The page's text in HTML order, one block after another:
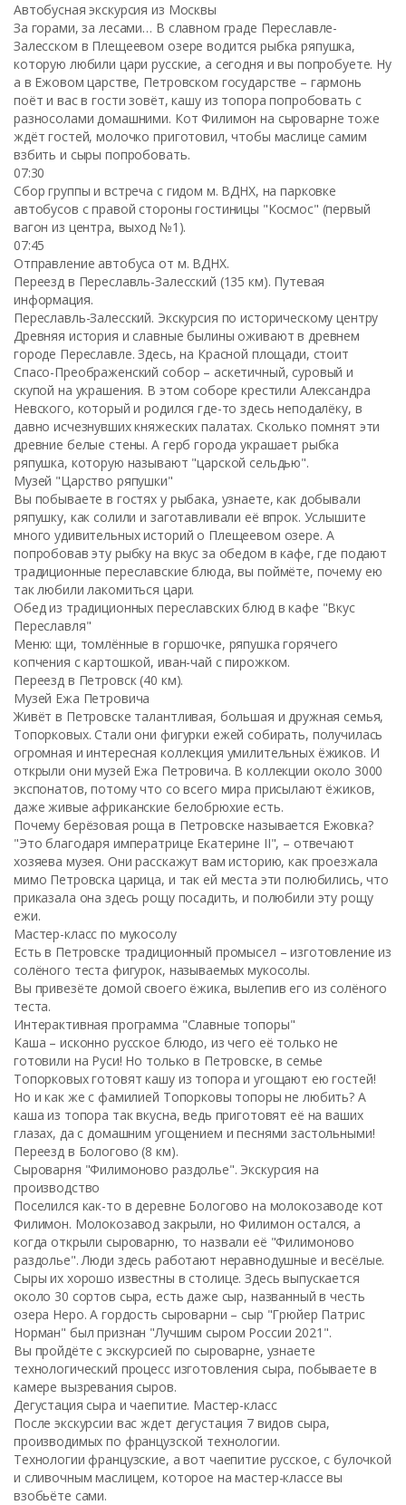
Автобусная экскурсия из Москвы
За горами, за лесами… В славном граде Переславле-
Залесском в Плещеевом озере водится рыбка ряпушка,
которую любили цари русские, а сегодня и вы попробуете. Ну
а в Ежовом царстве, Петровском государстве – гармонь
поёт и вас в гости зовёт, кашу из топора попробовать с
разносолами домашними. Кот Филимон на сыроварне тоже
ждёт гостей, молочко приготовил, чтобы маслице самим
взбить и сыры попробовать.
07:30
Сбор группы и встреча с гидом м. ВДНХ, на парковке
автобусов с правой стороны гостиницы "Космос" (первый
вагон из центра, выход №1).
07:45
Отправление автобуса от м. ВДНХ.
Переезд в Переславль-Залесский (135 км). Путевая
информация.
Переславль-Залесский. Экскурсия по историческому центру
Древняя история и славные былины оживают в древнем
городе Переславле. Здесь, на Красной площади, стоит
Спасо-Преображенский собор – аскетичный, суровый и
скупой на украшения. В этом соборе крестили Александра
Невского, который и родился где-то здесь неподалёку, в
давно исчезнувших княжеских палатах. Сколько помнят эти
древние белые стены. А герб города украшает рыбка
ряпушка, которую называют "царской сельдью".
Музей "Царство ряпушки"
Вы побываете в гостях у рыбака, узнаете, как добывали
ряпушку, как солили и заготавливали её впрок. Услышите
много удивительных историй о Плещеевом озере. А
попробовав эту рыбку на вкус за обедом в кафе, где подают
традиционные переславские блюда, вы поймёте, почему ею
так любили лакомиться цари.
Обед из традиционных переславских блюд в кафе "Вкус
Переславля"
Меню: щи, томлённые в горшочке, ряпушка горячего
копчения с картошкой, иван-чай с пирожком.
Переезд в Петровск (40 км).
Музей Ежа Петровича
Живёт в Петровске талантливая, большая и дружная семья,
Топорковых. Стали они фигурки ежей собирать, получилась
огромная и интересная коллекция умилительных ёжиков. И
открыли они музей Ежа Петровича. В коллекции около 3000
экспонатов, потому что со всего мира присылают ёжиков,
даже живые африканские белобрюхие есть.
Почему берёзовая роща в Петровске называется Ежовка?
"Это благодаря императрице Екатерине II", – отвечают
хозяева музея. Они расскажут вам историю, как проезжала
мимо Петровска царица, и так ей места эти полюбились, что
приказала она здесь рощу посадить, и полюбили эту рощу
ежи.
Мастер-класс по мукосолу
Есть в Петровске традиционный промысел – изготовление из
солёного теста фигурок, называемых мукосолы.
Вы привезёте домой своего ёжика, вылепив его из солёного
теста.
Интерактивная программа "Славные топоры"
Каша – исконно русское блюдо, из чего её только не
готовили на Руси! Но только в Петровске, в семье
Топорковых готовят кашу из топора и угощают ею гостей!
Но и как же с фамилией Топорковы топоры не любить? А
каша из топора так вкусна, ведь приготовят её на ваших
глазах, да с домашним угощением и песнями застольными!
Переезд в Бологово (8 км).
Сыроварня "Филимоново раздолье". Экскурсия на
производство
Поселился как-то в деревне Бологово на молокозаводе кот
Филимон. Молокозавод закрыли, но Филимон остался, а
когда открыли сыроварню, то назвали её "Филимоново
раздолье". Люди здесь работают неравнодушные и весёлые.
Сыры их хорошо известны в столице. Здесь выпускается
около 30 сортов сыра, есть даже сыр, названный в честь
озера Неро. А гордость сыроварни – сыр "Грюйер Патрис
Норман" был признан "Лучшим сыром России 2021".
Вы пройдёте с экскурсией по сыроварне, узнаете
технологический процесс изготовления сыра, побываете в
камере вызревания сыров.
Дегустация сыра и чаепитие. Мастер-класс
После экскурсии вас ждет дегустация 7 видов сыра,
производимых по французской технологии.
Технологии французские, а вот чаепитие русское, с булочкой
и сливочным маслицем, которое на мастер-классе вы
взобьёте сами.